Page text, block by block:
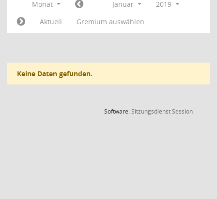
Monat Januar
2019
Aktuell
Gremium auswählen
Keine Daten gefunden.
Software:SitzungsdienstSession(Wird in